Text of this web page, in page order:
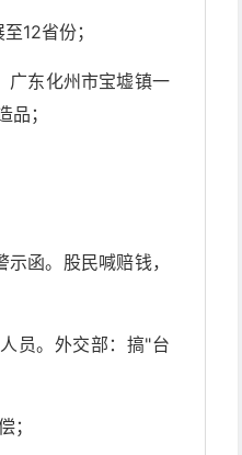
12省份；
广东化州市宝墟镇一
；
函。股民喊赔钱，
员。外交部：搞"台
；